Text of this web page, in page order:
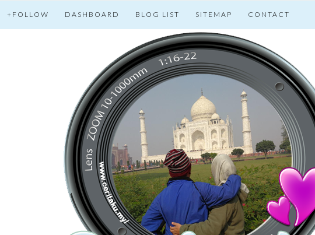
+FOLLOW DASHBOARD BLOG LIST SITEMAP CONTACT